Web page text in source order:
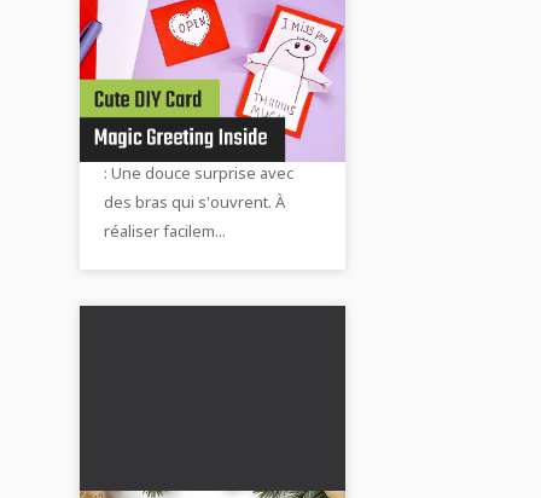
Carte d'embrassade
DIY - Instructions de
bricolage pour la
Journée internationale
des femmes et la Fête
des mères avec vidéo
et photos
💌 Carte d'étreinte à faire soi-
même pour la Journée des
femmes et la Fête des mères
: Une douce surprise avec
des bras qui s'ouvrent. À
réaliser facilem...